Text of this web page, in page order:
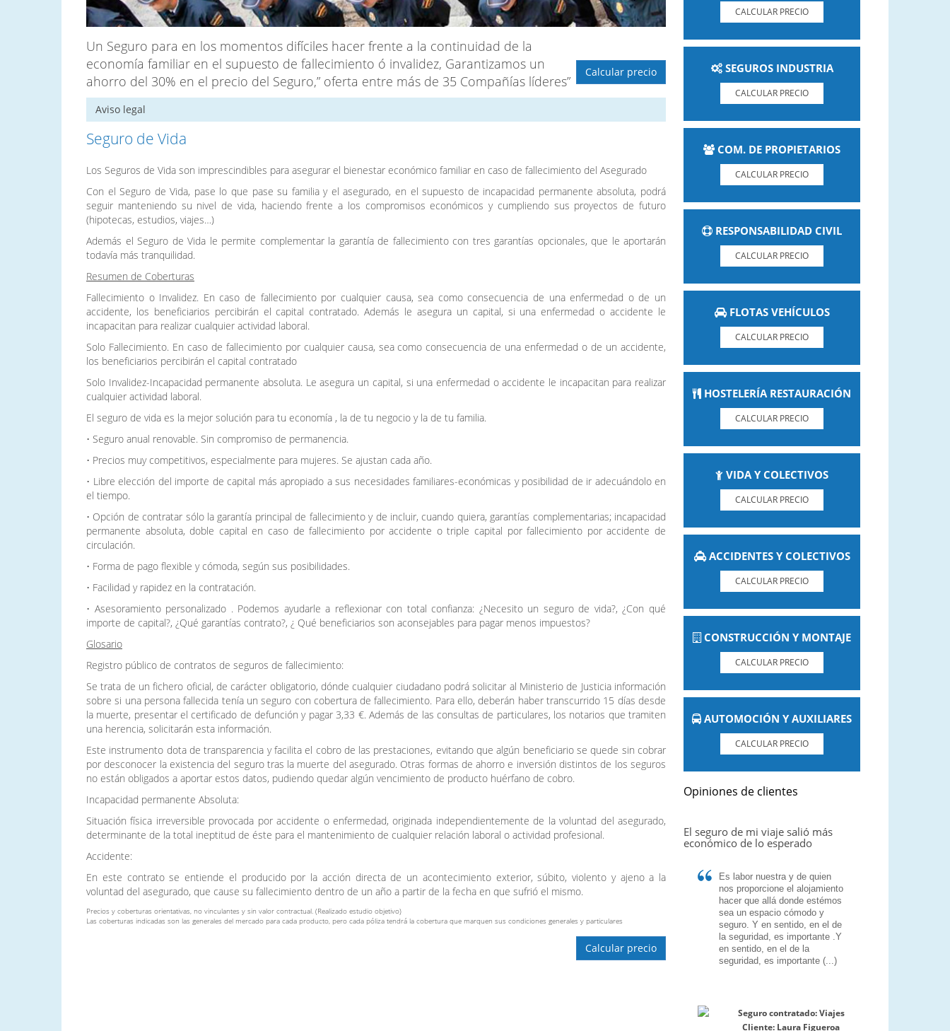
Un Seguro para en los momentos difíciles hacer frente a la continuidad de la
economía familiar en el supuesto de fallecimiento ó invalidez, Garantizamos un
ahorro del 30% en el precio del Seguro,” oferta entre más de 35 Compañías líderes”
Calcular precio
Aviso legal
Seguro de Vida
Los Seguros de Vida son imprescindibles para asegurar el bienestar económico familiar en caso de fallecimiento del Asegurado
Con el Seguro de Vida, pase lo que pase su familia y el asegurado, en el supuesto de incapacidad permanente absoluta, podrá
seguir manteniendo su nivel de vida, haciendo frente a los compromisos económicos y cumpliendo sus proyectos de futuro
(hipotecas, estudios, viajes…)
Además el Seguro de Vida le permite complementar la garantía de fallecimiento con tres garantías opcionales, que le aportarán
todavía más tranquilidad.
Resumen de Coberturas
Fallecimiento o Invalidez. En caso de fallecimiento por cualquier causa, sea como consecuencia de una enfermedad o de un
accidente, los beneficiarios percibirán el capital contratado. Además le asegura un capital, si una enfermedad o accidente le
incapacitan para realizar cualquier actividad laboral.
Solo Fallecimiento. En caso de fallecimiento por cualquier causa, sea como consecuencia de una enfermedad o de un accidente,
los beneficiarios percibirán el capital contratado
Solo Invalidez-Incapacidad permanente absoluta. Le asegura un capital, si una enfermedad o accidente le incapacitan para realizar
cualquier actividad laboral.
El seguro de vida es la mejor solución para tu economía , la de tu negocio y la de tu familia.
• Seguro anual renovable. Sin compromiso de permanencia.
• Precios muy competitivos, especialmente para mujeres. Se ajustan cada año.
• Libre elección del importe de capital más apropiado a sus necesidades familiares-económicas y posibilidad de ir adecuándolo en
el tiempo.
• Opción de contratar sólo la garantía principal de fallecimiento y de incluir, cuando quiera, garantías complementarias; incapacidad
permanente absoluta, doble capital en caso de fallecimiento por accidente o triple capital por fallecimiento por accidente de
circulación.
• Forma de pago flexible y cómoda, según sus posibilidades.
• Facilidad y rapidez en la contratación.
• Asesoramiento personalizado . Podemos ayudarle a reflexionar con total confianza: ¿Necesito un seguro de vida?, ¿Con qué
importe de capital?, ¿Qué garantías contrato?, ¿ Qué beneficiarios son aconsejables para pagar menos impuestos?
Glosario
Registro público de contratos de seguros de fallecimiento:
Se trata de un fichero oficial, de carácter obligatorio, dónde cualquier ciudadano podrá solicitar al Ministerio de Justicia información
sobre si una persona fallecida tenía un seguro con cobertura de fallecimiento. Para ello, deberán haber transcurrido 15 días desde
la muerte, presentar el certificado de defunción y pagar 3,33 €. Además de las consultas de particulares, los notarios que tramiten
una herencia, solicitarán esta información.
Este instrumento dota de transparencia y facilita el cobro de las prestaciones, evitando que algún beneficiario se quede sin cobrar
por desconocer la existencia del seguro tras la muerte del asegurado. Otras formas de ahorro e inversión distintos de los seguros
no están obligados a aportar estos datos, pudiendo quedar algún vencimiento de producto huérfano de cobro.
Incapacidad permanente Absoluta:
Situación física irreversible provocada por accidente o enfermedad, originada independientemente de la voluntad del asegurado,
determinante de la total ineptitud de éste para el mantenimiento de cualquier relación laboral o actividad profesional.
Accidente:
En este contrato se entiende el producido por la acción directa de un acontecimiento exterior, súbito, violento y ajeno a la
voluntad del asegurado, que cause su fallecimiento dentro de un año a partir de la fecha en que sufrió el mismo.
Precios y coberturas orientativas, no vinculantes y sin valor contractual. (Realizado estudio objetivo)
Las coberturas indicadas son las generales del mercado para cada producto, pero cada póliza tendrá la cobertura que marquen sus condiciones generales y particulares
Calcular precio
CALCULAR PRECIO
SEGUROS INDUSTRIA
CALCULAR PRECIO
COM. DE PROPIETARIOS
CALCULAR PRECIO
RESPONSABILIDAD CIVIL
CALCULAR PRECIO
FLOTAS VEHÍCULOS
CALCULAR PRECIO
HOSTELERÍA RESTAURACIÓN
CALCULAR PRECIO
VIDA Y COLECTIVOS
CALCULAR PRECIO
ACCIDENTES Y COLECTIVOS
CALCULAR PRECIO
CONSTRUCCIÓN Y MONTAJE
CALCULAR PRECIO
AUTOMOCIÓN Y AUXILIARES
CALCULAR PRECIO
Opiniones de clientes
El seguro de mi viaje salió más
económico de lo esperado
Es labor nuestra y de quien
nos proporcione el alojamiento
hacer que allá donde estémos
sea un espacio cómodo y
seguro. Y en sentido, en el de
la seguridad, es importante .Y
en sentido, en el de la
seguridad, es importante (...)
Seguro contratado:Viajes
Cliente: Laura Figueroa